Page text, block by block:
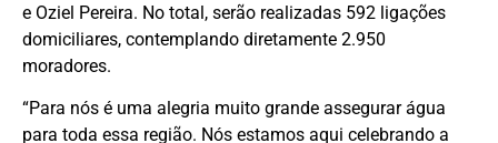
e Oziel Pereira. No total, serão realizadas 592 ligações
domiciliares, contemplando diretamente 2.950
moradores.
“Para nós é uma alegria muito grande assegurar água
para toda essa região. Nós estamos aqui celebrando a